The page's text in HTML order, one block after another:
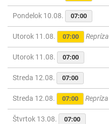
Pondelok 10.08. 07:00
Utorok 11.08. 07:00 Repríza
Utorok 11.08. 07:00
Streda 12.08. 07:00
Streda 12.08. 07:00 Repríza
Štvrtok 13.08. 07:00